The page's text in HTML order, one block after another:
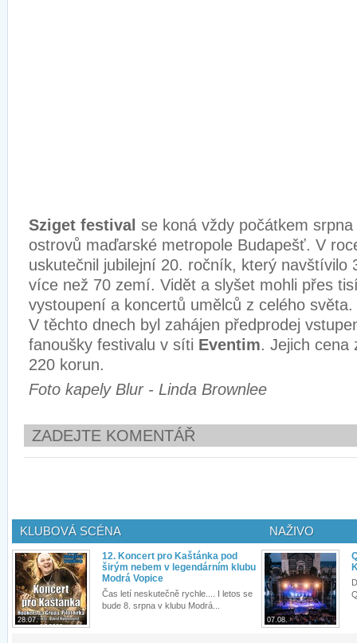
Sziget festival se koná vždy počátkem
ostrovů maďarské metropole Budapešť. V
uskutečnil jubilejní 20. ročník, který navštívilo
více než 70 zemí. Vidět a slyšet mohli přes
vystoupení a koncertů umělců z celého světa.
V těchto dnech byl zahájen předprodej
fanoušky festivalu v síti Eventim. Jejich cena
220 korun.
Foto kapely Blur - Linda Brownlee
ZADEJTE KOMENTÁŘ
KLUBOVÁ SCÉNA
28.07.
12. Koncert pro Kaštánka pod
širým nebem v legendárním klubu
Modrá Vopice
Čas letí neskutečně rychle.... I letos se
bude 8. srpna v klubu Modrá...
NAŽIVO
07.08.